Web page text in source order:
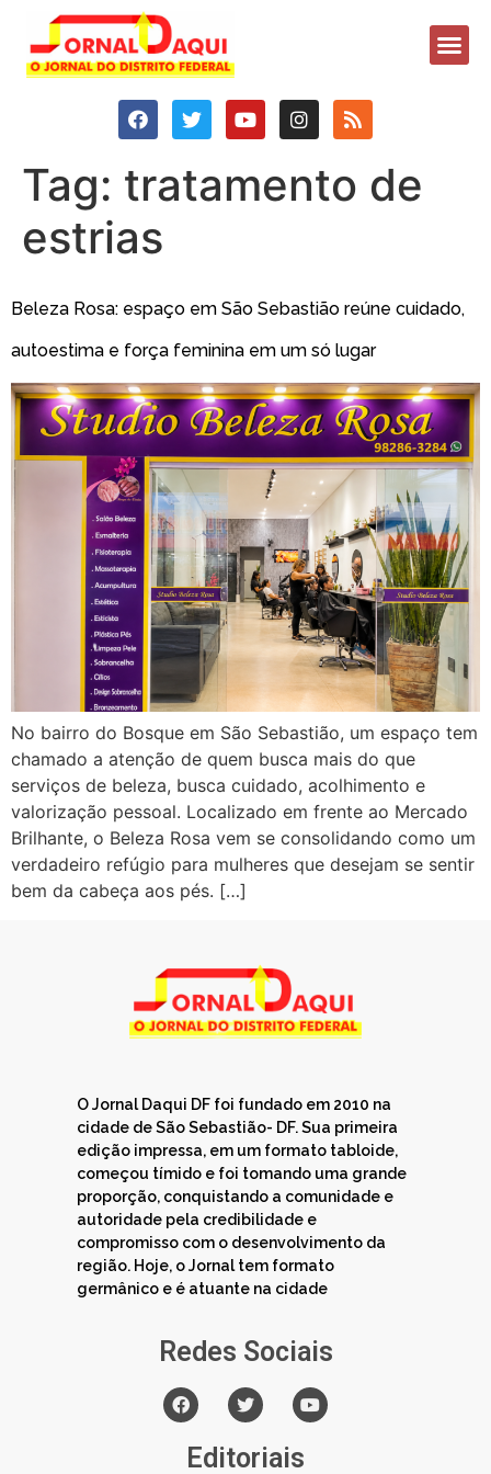
Tag: tratamento de
estrias
Beleza Rosa: espaço em São Sebastião reúne cuidado,
autoestima e força feminina em um só lugar
No bairro do Bosque em São Sebastião, um espaço tem
chamado a atenção de quem busca mais do que
serviços de beleza, busca cuidado, acolhimento e
valorização pessoal. Localizado em frente ao Mercado
Brilhante, o Beleza Rosa vem se consolidando como um
verdadeiro refúgio para mulheres que desejam se sentir
bem da cabeça aos pés. […]
O Jornal Daqui DF foi fundado em 2010 na
cidade de São Sebastião- DF. Sua primeira
edição impressa, em um formato tabloide,
começou tímido e foi tomando uma grande
proporção, conquistando a comunidade e
autoridade pela credibilidade e
compromisso com o desenvolvimento da
região. Hoje, o Jornal tem formato
germânico e é atuante na cidade
Redes Sociais
Editoriais